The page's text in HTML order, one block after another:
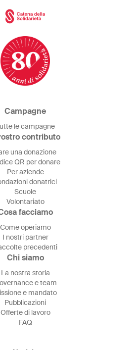
Campagne
le campagne
contributo
una donazione
QR per donare
Per aziende
donatrici
Scuole
Volontariato
facciamo
Come operiamo
I nostri partner
precedenti
Chi siamo
La nostra storia
e team
e mandato
Pubblicazioni
Offerte di lavoro
FAQ